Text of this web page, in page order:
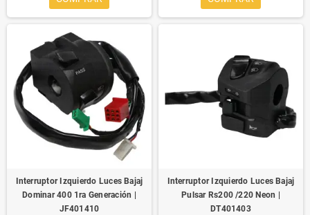
Interruptor Izquierdo Luces Bajaj
Dominar 400 1ra Generación |
JF401410
Interruptor Izquierdo Luces Bajaj
Pulsar Rs200 /220 Neon |
DT401403